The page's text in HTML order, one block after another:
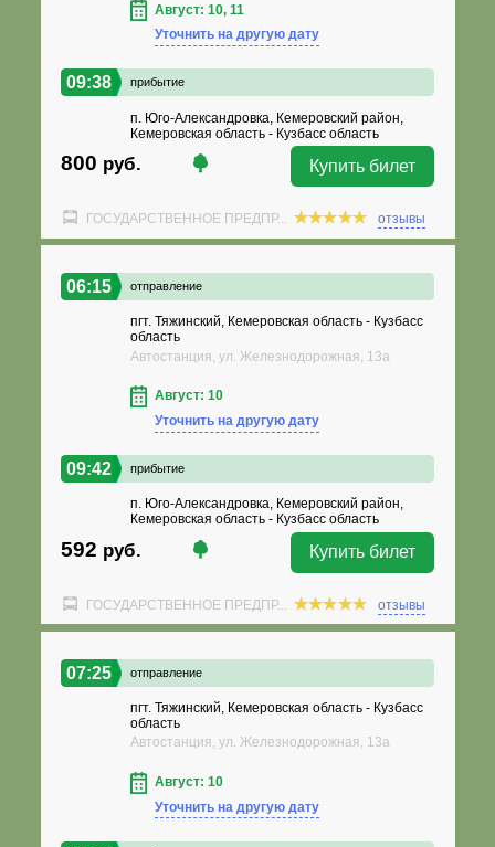
Август: 10, 11
Уточнить на другую дату
09:38 прибытие
п. Юго-Александровка, Кемеровский район,
Кемеровская область - Кузбасс область
800 руб. Купить билет
ГОСУДАРСТВЕННОЕ ПРЕДПР... отзывы
06:15 отправление
пгт. Тяжинский, Кемеровская область - Кузбасс
область
Автостанция, ул. Железнодорожная, 13а
Август: 10
Уточнить на другую дату
09:42 прибытие
п. Юго-Александровка, Кемеровский район,
Кемеровская область - Кузбасс область
592 руб. Купить билет
ГОСУДАРСТВЕННОЕ ПРЕДПР... отзывы
07:25 отправление
пгт. Тяжинский, Кемеровская область - Кузбасс
область
Автостанция, ул. Железнодорожная, 13а
Август: 10
Уточнить на другую дату